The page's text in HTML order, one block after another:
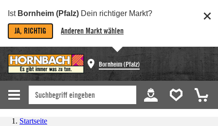
Ist Bornheim (Pfalz) Dein richtiger Markt?
JA, RICHTIG Anderen Markt wählen
Bornheim (Pfalz)
Startseite